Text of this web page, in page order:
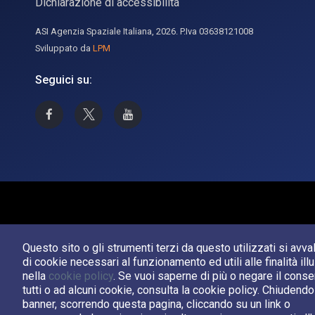
Questo sito o gli strumenti terzi da questo utilizzati si
di cookie necessari al funzionamento ed utili alle finalità
nella cookie policy. Se vuoi saperne di più o negare il
tutti o ad alcuni cookie, consulta la cookie policy.
banner, scorrendo questa pagina, cliccando su un link o
ASI Agenzia Spaziale Italiana, 2026. P.Iva 03638121008
Sviluppato da LPM
Seguici su:
Asi su Facebook
Asi su XCanale Asi su YouTube